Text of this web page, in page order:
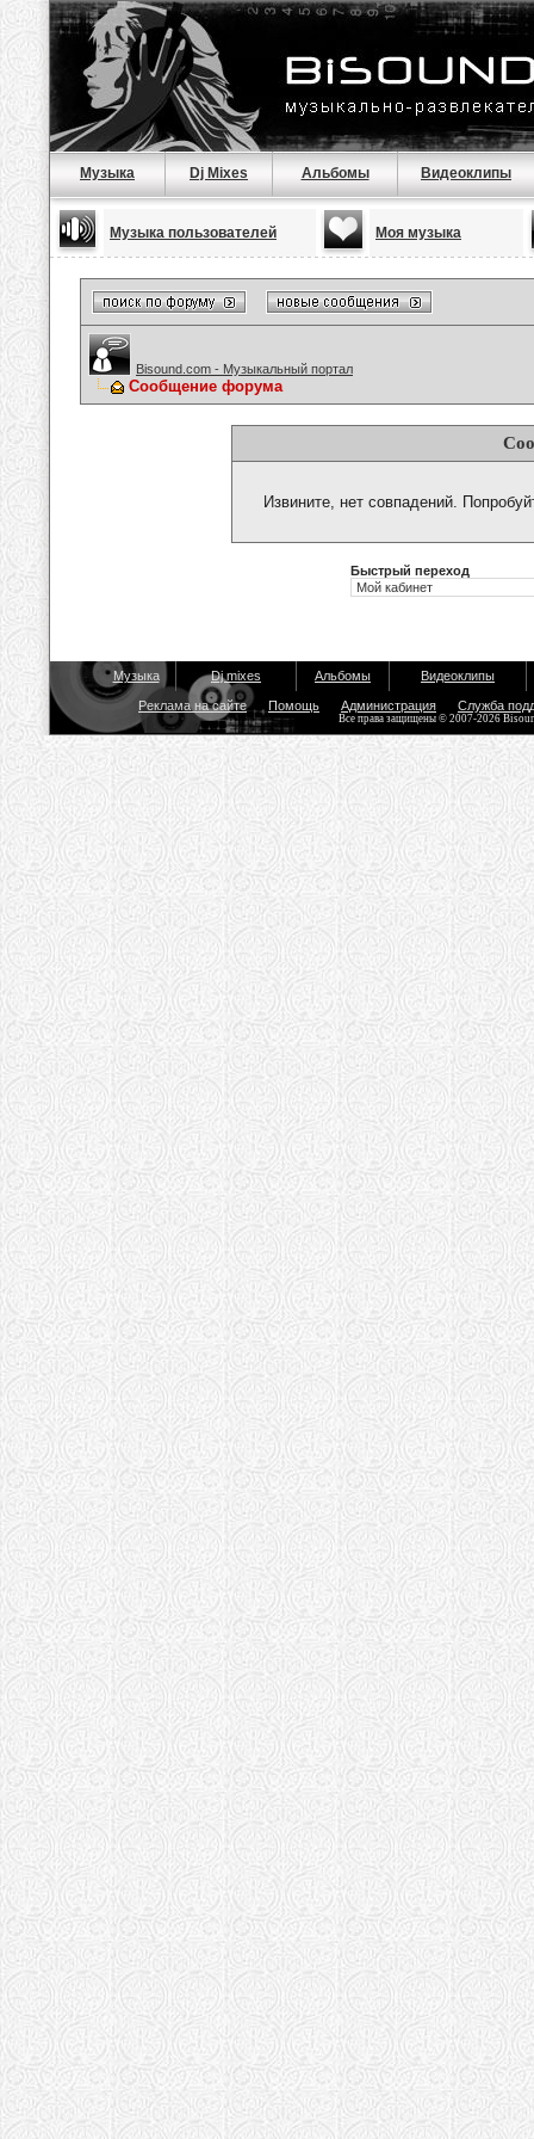
Музыка Dj Mixes Альбомы Видеоклипы
Музыка пользователей Моя музыка
Bisound.com - Музыкальный портал
Сообщение форума
Извините, нет совпадений.
Быстрый переход
Музыка Dj mixes Альбомы Видеоклипы
Реклама на сайте Помощь Администрация Служба
Все права защищены © 2007-2026